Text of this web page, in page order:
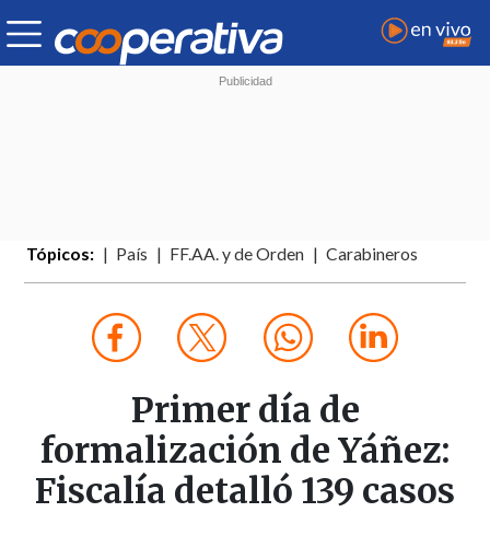
Tópicos: País FF.AA. y de Orden Carabineros
Primer día de
formalización de Yáñez:
Fiscalía detalló 139 casos